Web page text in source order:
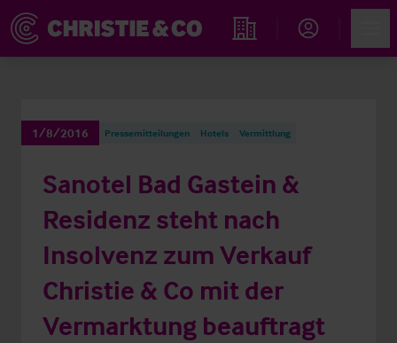
Immobiliensuche
1/8/2016 Pressemitteilungen Hotels Vermittlung
Sanotel Bad Gastein &
Residenz steht nach
Insolvenz zum Verkauf
Christie & Co mit der
Vermarktung beauftragt